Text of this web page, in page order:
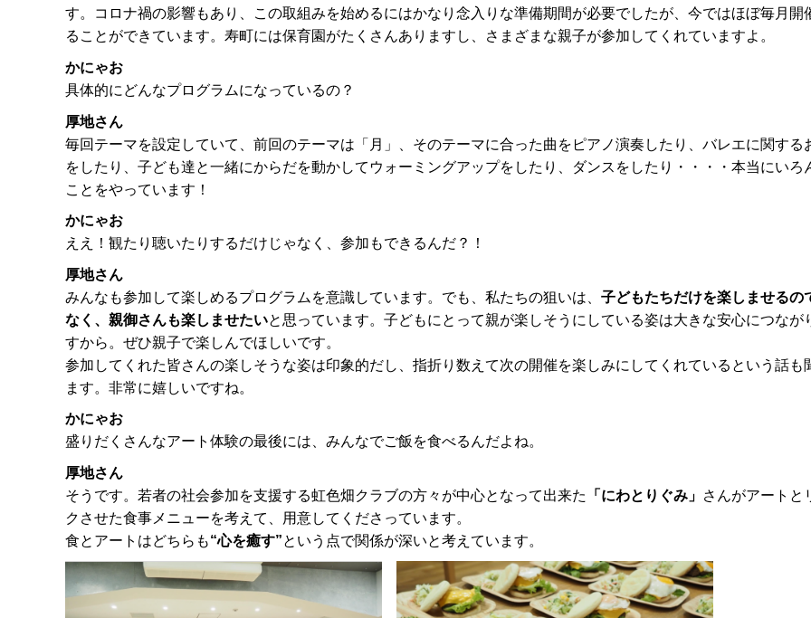
す。コロナ禍の影響もあり、この取組みを始めるにはかなり念入りな準備期間が必要でしたが、今ではほぼ毎月開
ることができています。寿町には保育園がたくさんありますし、さまざまな親子が参加してくれていますよ。
かにゃお
具体的にどんなプログラムになっているの？
厚地さん
毎回テーマを設定していて、前回のテーマは「月」、そのテーマに合った曲をピアノ演奏したり、バレエに関する
をしたり、子ども達と一緒にからだを動かしてウォーミングアップをしたり、ダンスをしたり・・・・本当にいろ
ことをやっています！
かにゃお
ええ！観たり聴いたりするだけじゃなく、参加もできるんだ？！
厚地さん
みんなも参加して楽しめるプログラムを意識しています。でも、私たちの狙いは、 子どもたちだけを楽しませるの
なく、親御さんも楽しませたいと思っています。子どもにとって親が楽しそうにしている姿は大きな安心につなが
すから。ぜひ親子で楽しんでほしいです。
参加してくれた皆さんの楽しそうな姿は印象的だし、指折り数えて次の開催を楽しみにしてくれているという話も
ます。非常に嬉しいですね。
かにゃお
盛りだくさんなアート体験の最後には、みんなでご飯を食べるんだよね。
厚地さん
そうです。若者の社会参加を支援する虹色畑クラブの方々が中心となって出来た
「にわとりぐみ」 さんがアートと
クさせた食事メニューを考えて、用意してくださっています。
食とアートはどちらも“心を癒す”という点で関係が深いと考えています。